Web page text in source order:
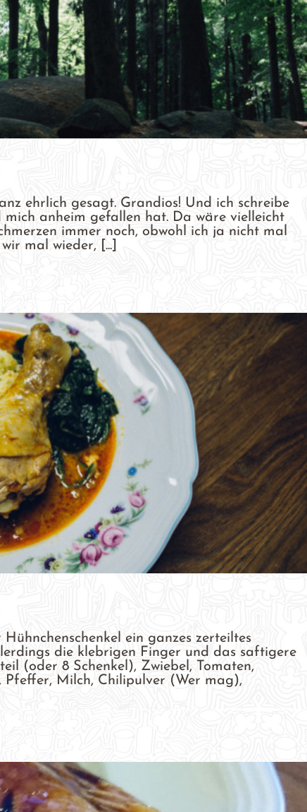
ehrlich gesagt. Grandios! Und ich schreibe
anheim gefallen hat. Da wäre vielleicht
immer noch, obwohl ich ja nicht mal
mal wieder, [...]
ein ganzes zerteiltes
die klebrigen Finger und das saftigere
(oder 8 Schenkel), Zwiebel, Tomaten,
Pfeffer, Milch, Chilipulver (Wer mag),